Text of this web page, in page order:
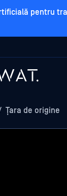
pentru
Țara de origine